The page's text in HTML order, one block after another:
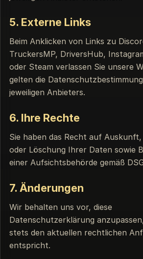
5. Externe Links
Beim Anklicken von Links zu
TruckersMP, DriversHub,
oder Steam verlassen Sie unsere
gelten die
jeweiligen Anbieters.
6. Ihre Rechte
Sie haben das Recht auf
oder Löschung Ihrer Daten sowie
einer Aufsichtsbehörde gemäß
7. Änderungen
Wir behalten uns vor, diese
Datenschutzerklärung
stets den aktuellen rechtlichen
entspricht.